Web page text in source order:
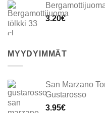
33.00€.
3.20€
MYYDYIMMÄT
San Marzano
Gustarosso
3.95€